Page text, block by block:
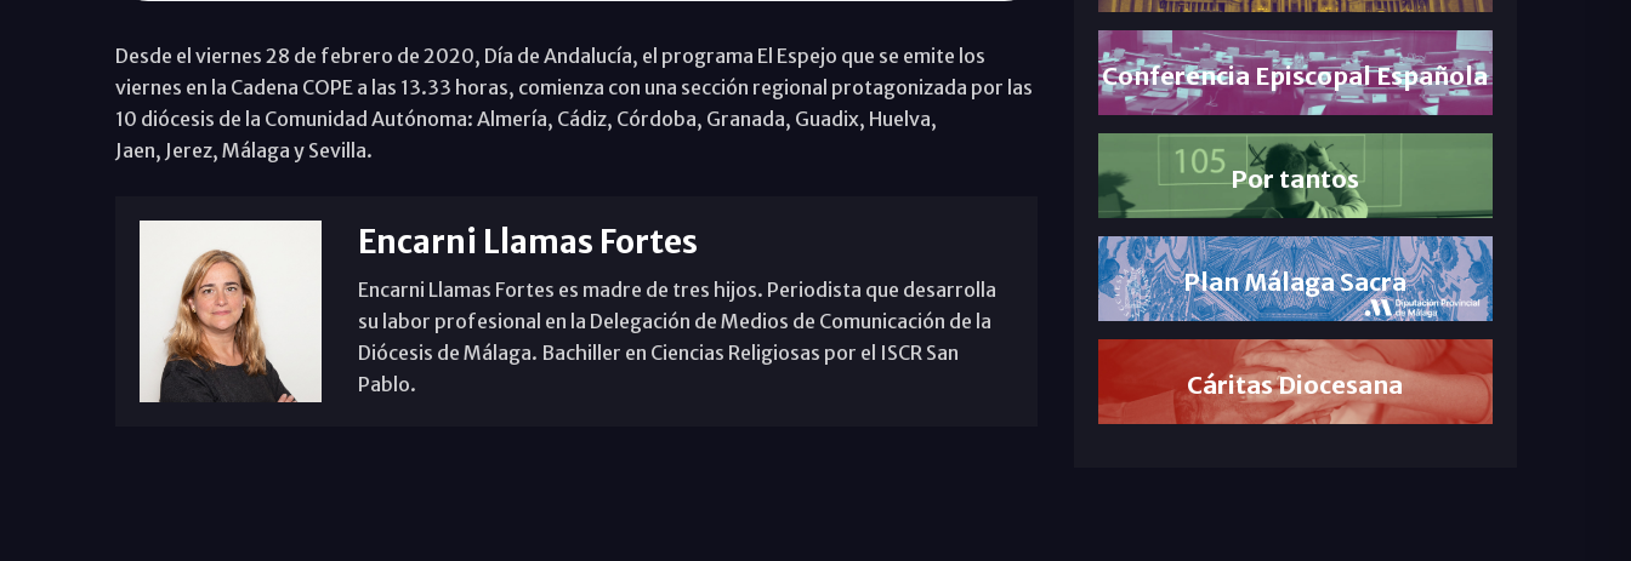
Desde el viernes 28 de febrero de 2020, Día de Andalucía, el programa El Espejo que se emite los
viernes en la Cadena COPE a las 13.33 horas, comienza con una sección regional protagonizada por las
10 diócesis de la Comunidad Autónoma: Almería, Cádiz, Córdoba, Granada, Guadix, Huelva,
Jaen, Jerez, Málaga y Sevilla.
Encarni Llamas Fortes
Encarni Llamas Fortes es madre de tres hijos. Periodista que desarrolla
su labor profesional en la Delegación de Medios de Comunicación de la
Diócesis de Málaga. Bachiller en Ciencias Religiosas por el ISCR San
Pablo.
Conferencia Episcopal Española
Por tantos
Plan Málaga Sacra
Cáritas Diocesana